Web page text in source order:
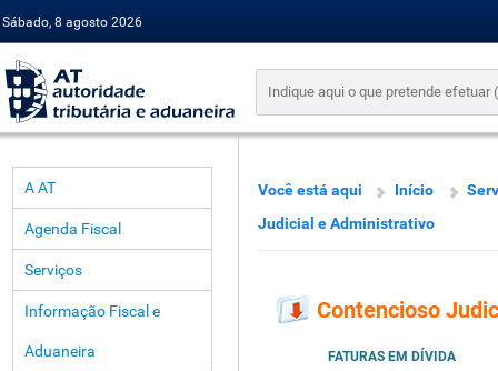
Sábado, 8 agosto 2026
A AT
Agenda Fiscal
Serviços
Informação Fiscal e
Aduaneira
Você está aqui Início
Judicial e Administrativo
Contencioso
FATURAS EM DÍVIDA